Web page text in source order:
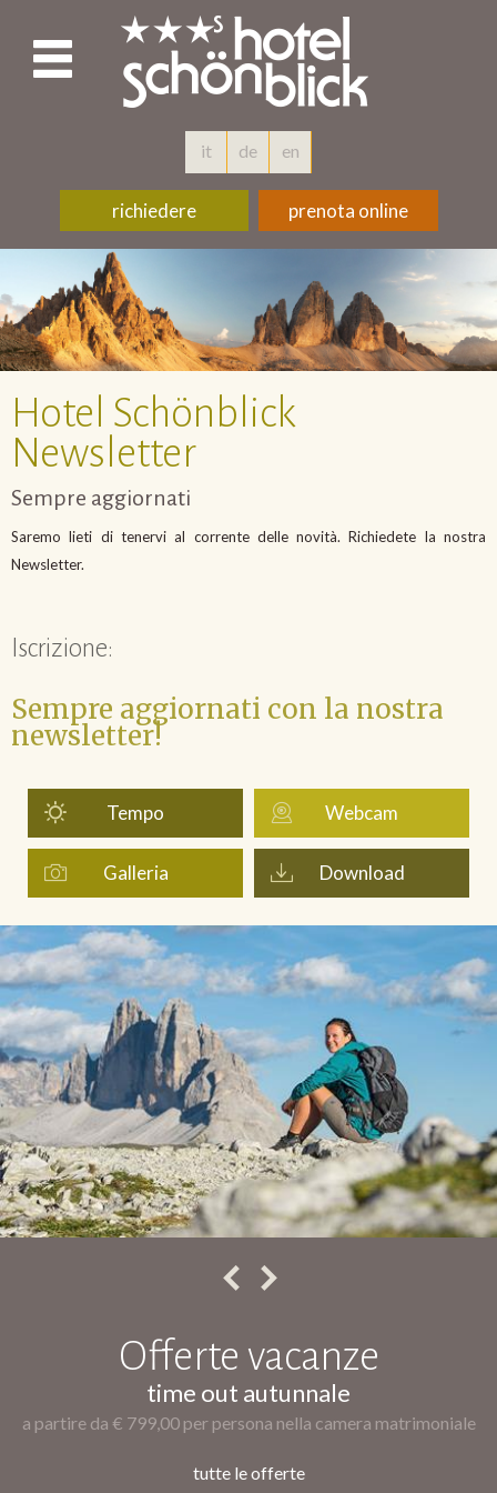
it de en
richiedere prenota online
Hotel Schönblick
Newsletter
Sempre aggiornati
Saremo lieti di tenervi al corrente delle novità. Richiedete la nostra
Newsletter.
Iscrizione:
Sempre aggiornati con la nostra
newsletter!
Tempo Webcam
Galleria Download
matrimoniale
Offerte
golden bike time
a partire da € 499,00 per persona nella